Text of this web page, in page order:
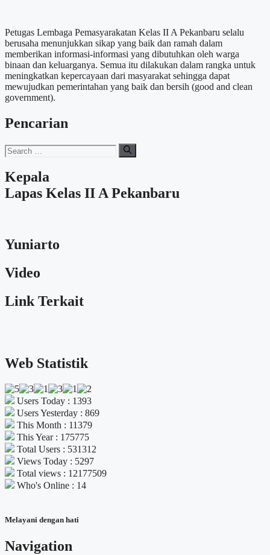
Petugas Lembaga Pemasyarakatan Kelas II A Pekanbaru selalu
berusaha menunjukkan sikap yang baik dan ramah dalam
memberikan informasi-informasi yang dibutuhkan oleh warga
binaan dan keluarganya. Semua itu dilakukan dalam rangka untuk
meningkatkan kepercayaan dari masyarakat sehingga dapat
mewujudkan pemerintahan yang baik dan bersih (good and clean
government).
Pencarian
Search
for:
Kepala
Lapas Kelas II A Pekanbaru
Yuniarto
Video
Link Terkait
Web Statistik
Users Today : 1393
Users Yesterday : 869
This Month : 11379
This Year : 175775
Total Users : 531312
Views Today : 5297
Total views : 12177509
Who's Online : 14
Melayani dengan hati
Navigation